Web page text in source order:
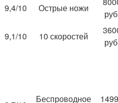
9,4/10 Острые ножи
9,1/10 10 скоростей
Беспроводное